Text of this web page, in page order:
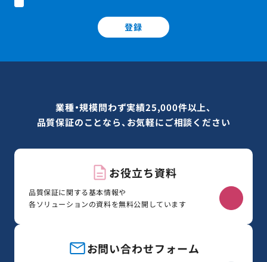
登録
業種・規模問わず実績25,000件以上、
品質保証のことなら、お気軽にご相談ください
お役立ち資料
品質保証に関する基本情報や
各ソリューションの資料を無料公開しています
お問い合わせフォーム